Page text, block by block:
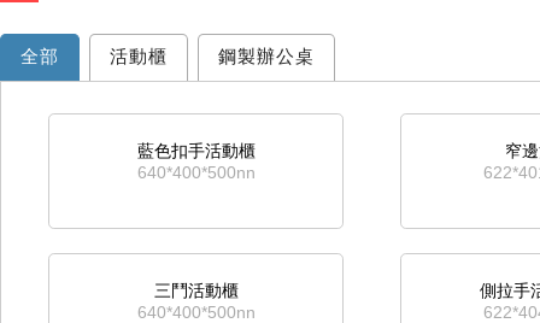
全部 活動櫃 鋼製辦公桌
藍色扣手活動櫃
640*400*500nn
窄
三鬥活動櫃
640*400*500nn
側拉手